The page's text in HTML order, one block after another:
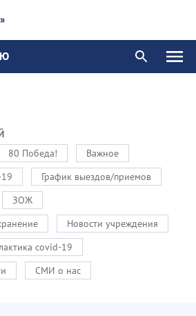
80 Победа!
Важное
График выездов/приемов
ЗОЖ
Новости учреждения
covid-19
СМИ о нас